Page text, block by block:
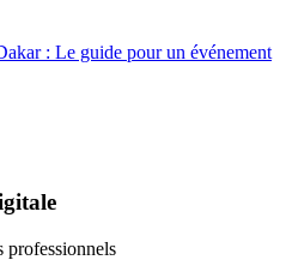
: Le guide pour un événement
professionnels